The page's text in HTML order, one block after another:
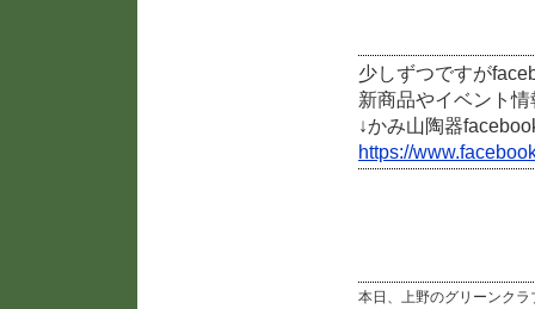
少しずつですが
新商品やイベント
↓かみ山陶器
https://
本日、上野のグリーンク